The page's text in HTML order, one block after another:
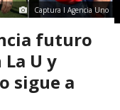
Captura I Agencia Uno
futuro
U y
sigue a